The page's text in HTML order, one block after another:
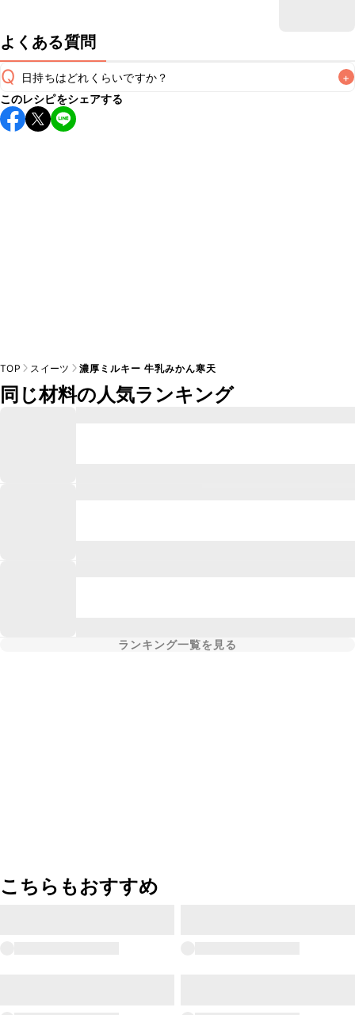
よくある質問
Q 日持ちはどれくらいですか？ +
保存期間は冷蔵で当日中が目安です。なるべくお早めにお召
し上がりください。
このレシピをシェアする
TOP スイーツ 濃厚ミルキー 牛乳みかん寒天
同じ材料の人気ランキング
ランキング一覧を見る
こちらもおすすめ